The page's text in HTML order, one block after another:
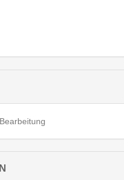
Atmosphäre machen das
und ohne
im Exposé ausgewiesene
zu lassen / zu unserem